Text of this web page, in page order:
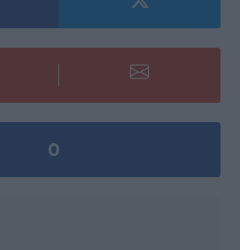
0